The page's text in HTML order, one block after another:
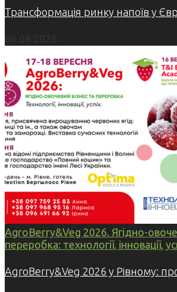
Трансформація ринку напоїв у
AgroBerry&Veg 2026. Ягідно-
переробка: технології, інновації,
AgroBerry&Veg 2026 у Рівному: